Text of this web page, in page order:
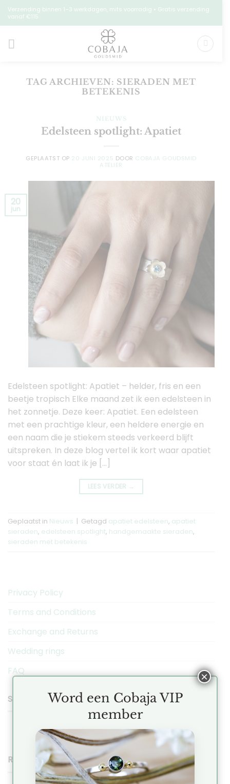
Ga
naar
Verzending binnen 1–3 werkdagen, mits voorradig • Gratis verzending
vanaf €115
TAG ARCHIEVEN: SIERADEN MET
BETEKENIS
NIEUWS
Edelsteen spotlight: Apatiet
GEPLAATST OP 20 JUNI 2025 DOOR COBAJA GOUDSMID
ATELIER
20
jun
Edelsteen spotlight: Apatiet – helder, fris en een
beetje tropisch Elke maand zet ik een edelsteen in
het zonnetje. Deze keer: Apatiet. Een edelsteen
met een prachtige kleur, een heldere energie en
een naam die je stiekem steeds verkeerd blijft
uitspreken. In deze blog vertel ik kort waar apatiet
voor staat én laat ik je […]
LEES VERDER →
Geplaatst in Nieuws | Getagd apatiet edelsteen, apatiet
sieraden, edelsteen spotlight, handgemaakte sieraden,
sieraden met betekenis
Privacy Policy
Terms and Conditions
Exchange and Returns
Wedding rings
FAQ
SEARCH
RECENT POSTS
Word een Cobaja VIP
member
×